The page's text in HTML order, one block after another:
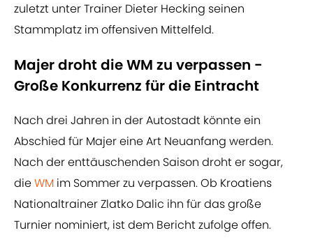
zuletzt unter Trainer Dieter Hecking seinen
Stammplatz im offensiven Mittelfeld.
Majer droht die WM zu verpassen -
Große Konkurrenz für die Eintracht
Nach drei Jahren in der Autostadt könnte ein
Abschied für Majer eine Art Neuanfang werden.
Nach der enttäuschenden Saison droht er sogar,
dieWM im Sommer zu verpassen. Ob Kroatiens
Nationaltrainer Zlatko Dalic ihn für das große
Turnier nominiert, ist dem Bericht zufolge offen.